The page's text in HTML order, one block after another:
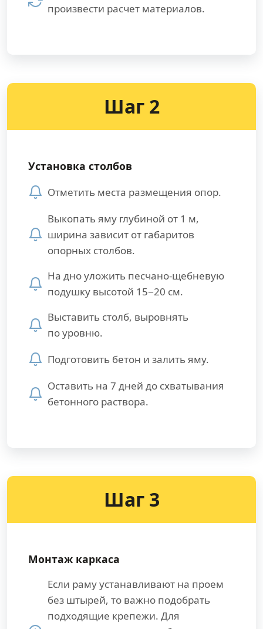
произвести расчет материалов.
Шаг 2
Установка столбов
Отметить места размещения опор.
Выкопать яму глубиной от 1 м,
ширина зависит от габаритов
опорных столбов.
На дно уложить песчано-щебневую
подушку высотой 15−20 см.
Выставить столб, выровнять
по уровню.
Подготовить бетон и залить яму.
Оставить на 7 дней до схватывания
бетонного раствора.
Шаг 3
Монтаж каркаса
Если раму устанавливают на проем
без штырей, то важно подобрать
подходящие крепежи. Для